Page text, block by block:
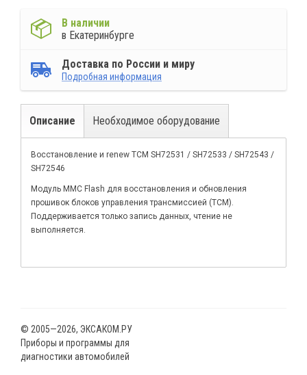
В наличии
в Екатеринбурге
Доставка по России и миру
Подробная информация
Описание Необходимое оборудование
Восстановление и renew TCM SH72531 / SH72533 / SH72543 /
SH72546
Модуль MMC Flash для восстановления и обновления
прошивок блоков управления трансмиссией (TCM).
Поддерживается только запись данных, чтение не
выполняется.
© 2005—2026, ЭКСАКОМ.РУ
Приборы и программы для
диагностики автомобилей